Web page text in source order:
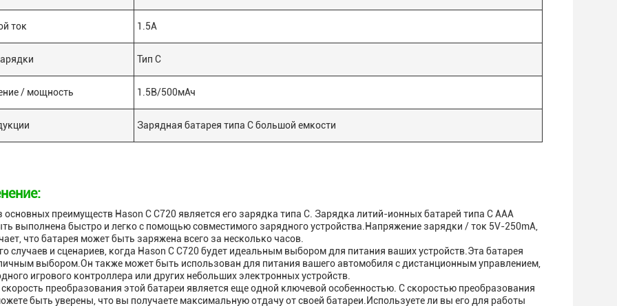
ток 1.5А
Тип С
/ мощность 1.5В/500мАч
Зарядная батарея типа С большой емкости
преимуществ Hason C C720 является его зарядка типа C. Зарядка литий-ионных батарей типа C AAA
выполнена быстро и легко с помощью совместимого зарядного устройства.Напряжение зарядки / ток 5V-250mA,
что батарея может быть заряжена всего за несколько часов.
случаев и сценариев, когда Hason C C720 будет идеальным выбором для питания ваших устройств.Эта батарея
выбором.Он также может быть использован для питания вашего автомобиля с дистанционным управлением,
игрового контроллера или других небольших электронных устройств.
преобразования этой батареи является еще одной ключевой особенностью. С скоростью преобразования
быть уверены, что вы получаете максимальную отдачу от своей батареи.Используете ли вы его для работы